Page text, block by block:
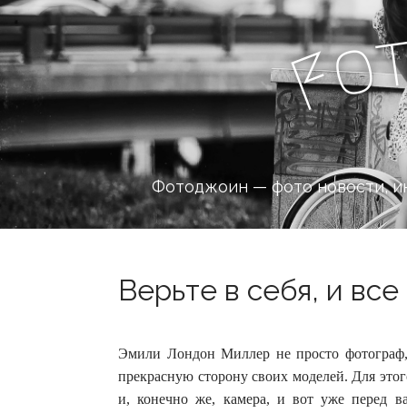
Fo
Фотоджоин — фото новости,
Верьте в себя, и
Эмили Лондон Миллер не просто фотограф,
прекрасную сторону своих моделей. Для
и, конечно же, камера, и вот уже перед